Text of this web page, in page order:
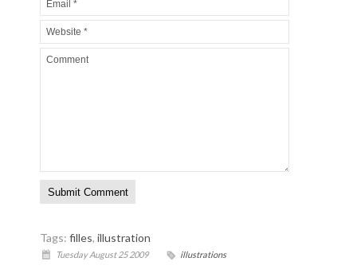
Tags: filles, illustration
Tuesday August 25 2009 illustrations